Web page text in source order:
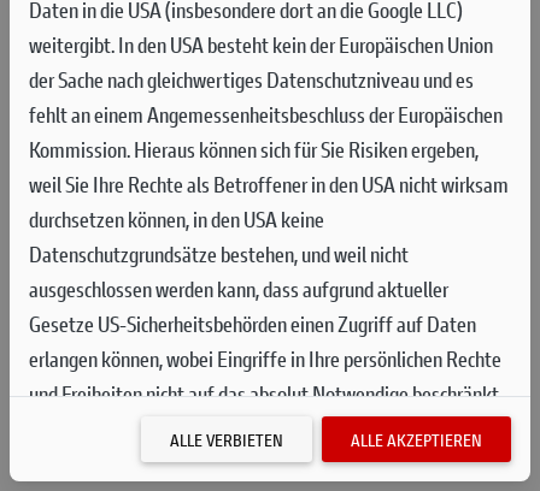
Daten in die USA (insbesondere dort an die Google LLC)
weitergibt. In den USA besteht kein der Europäischen Union
der Sache nach gleichwertiges Datenschutzniveau und es
fehlt an einem Angemessenheitsbeschluss der Europäischen
Kommission. Hieraus können sich für Sie Risiken ergeben,
weil Sie Ihre Rechte als Betroffener in den USA nicht wirksam
durchsetzen können, in den USA keine
Datenschutzgrundsätze bestehen, und weil nicht
ausgeschlossen werden kann, dass aufgrund aktueller
Gesetze US-Sicherheitsbehörden einen Zugriff auf Daten
erlangen können, wobei Eingriffe in Ihre persönlichen Rechte
und Freiheiten nicht auf das absolut Notwendige beschränkt
Sollten Sie das Setzen von Cookies für Marketingzwecke
oder Leistungscookies auch für US-Dienstleister erlauben,
ALLE VERBIETEN ALLE AKZEPTIEREN